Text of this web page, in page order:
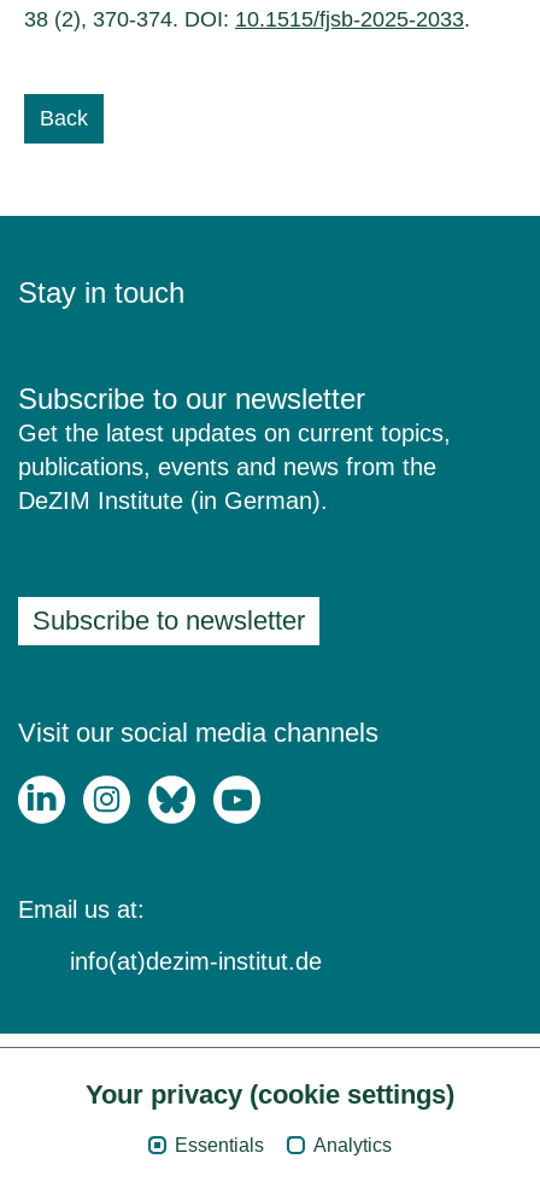
38 (2), 370-374. DOI: 10.1515/fjsb-2025-2033.
Back
Stay in touch
Subscribe to our newsletter
Get the latest updates on current topics,
publications, events and news from the
DeZIM Institute (in German).
Subscribe to newsletter
Visit our social media channels
Email us at:
info(at)dezim-institut.de
Content
Legal Notice
Your privacy (cookie settings)
Essentials Analytics